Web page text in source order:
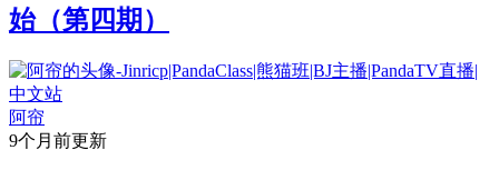
始（第四期）
阿帘
9个月前更新